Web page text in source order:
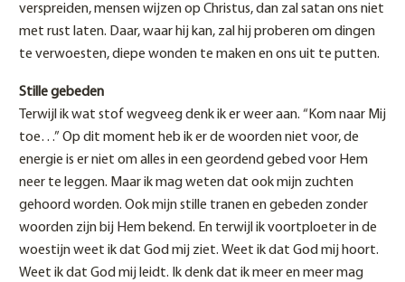
verspreiden, mensen wijzen op Christus, dan zal satan ons niet
met rust laten. Daar, waar hij kan, zal hij proberen om dingen
te verwoesten, diepe wonden te maken en ons uit te putten.
Stille gebeden
Terwijl ik wat stof wegveeg denk ik er weer aan. “Kom naar Mij
toe…” Op dit moment heb ik er de woorden niet voor, de
energie is er niet om alles in een geordend gebed voor Hem
neer te leggen. Maar ik mag weten dat ook mijn zuchten
gehoord worden. Ook mijn stille tranen en gebeden zonder
woorden zijn bij Hem bekend. En terwijl ik voortploeter in de
woestijn weet ik dat God mij ziet. Weet ik dat God mij hoort.
Weet ik dat God mij leidt. Ik denk dat ik meer en meer mag